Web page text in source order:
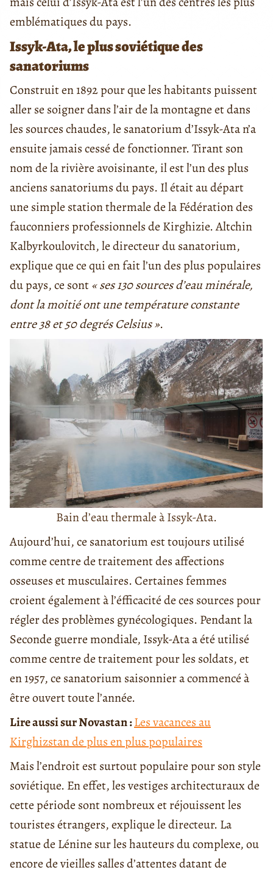
emblématiques du pays.
Issyk-Ata, le plus soviétique des
sanatoriums
Construit en 1892 pour que les habitants puissent
aller se soigner dans l’air de la montagne et dans
les sources chaudes, le sanatorium d’Issyk-Ata n’a
ensuite jamais cessé de fonctionner. Tirant son
nom de la rivière avoisinante, il est l’un des plus
anciens sanatoriums du pays. Il était au départ
une simple station thermale de la Fédération des
fauconniers professionnels de Kirghizie. Altchin
Kalbyrkoulovitch, le directeur du sanatorium,
explique que ce qui en fait l’un des plus populaires
du pays, ce sont« ses 130 sources d’eau minérale,
dont la moitié ont une température constante
entre 38 et 50 degrés Celsius ».
Bain d’eau thermale à Issyk-Ata.
Aujourd’hui, ce sanatorium est toujours utilisé
comme centre de traitement des affections
osseuses et musculaires. Certaines femmes
croient également à l’éfficacité de ces sources pour
régler des problèmes gynécologiques. Pendant la
Seconde guerre mondiale, Issyk-Ata a été utilisé
comme centre de traitement pour les soldats, et
en 1957, ce sanatorium saisonnier a commencé à
être ouvert toute l’année.
Lire aussi sur Novastan :Les vacances au
Kirghizstan de plus en plus populaires
Mais l’endroit est surtout populaire pour son style
soviétique. En effet, les vestiges architecturaux de
cette période sont nombreux et réjouissent les
touristes étrangers, explique le directeur. La
statue de Lénine sur les hauteurs du complexe, ou
encore de vieilles salles d’attentes datant de